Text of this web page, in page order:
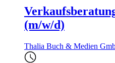
(m/w/d)
Thalia Buch & Medien